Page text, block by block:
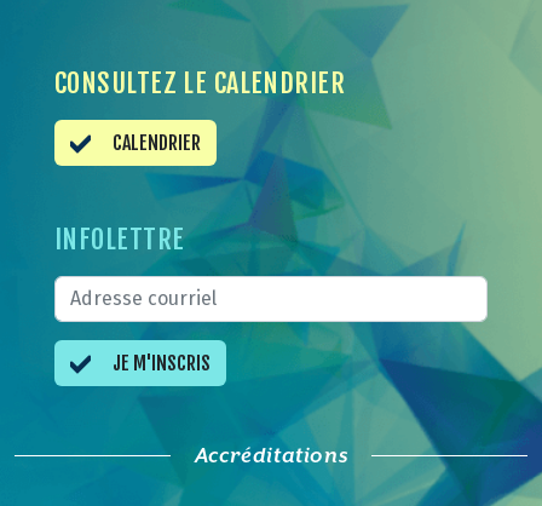
CONSULTEZ LE CALENDRIER
CALENDRIER
INFOLETTRE
JE M'INSCRIS
Accréditations